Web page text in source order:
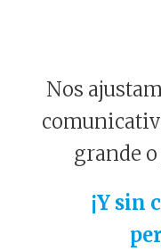
Nos
grande
¡Y sin